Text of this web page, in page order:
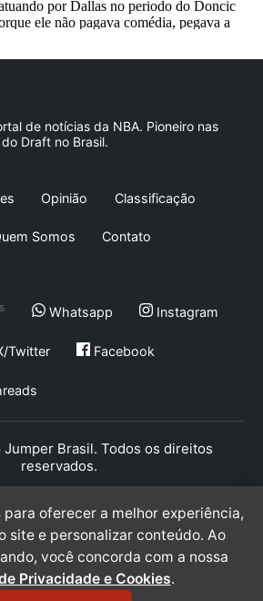
de notícias da NBA. Pioneiro nas
Draft no Brasil.
Opinião Classificação
Somos Contato
Whatsapp Instagram
Twitter Facebook
Brasil. Todos os direitos
reservados.
oferecer a melhor experiência,
site e personalizar conteúdo. Ao
você concorda com a nossa
Privacidade e Cookies.